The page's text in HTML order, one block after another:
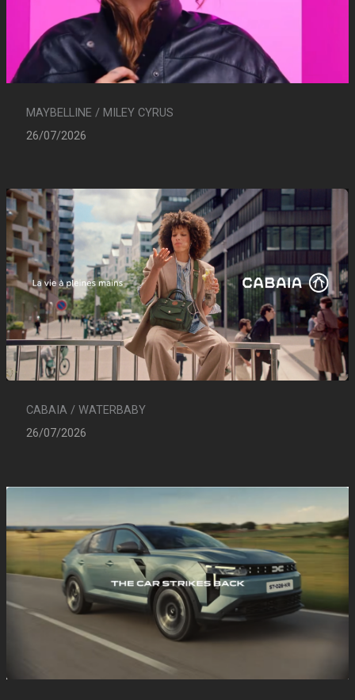
MAYBELLINE / MILEY CYRUS
26/07/2026
CABAIA / WATERBABY
26/07/2026